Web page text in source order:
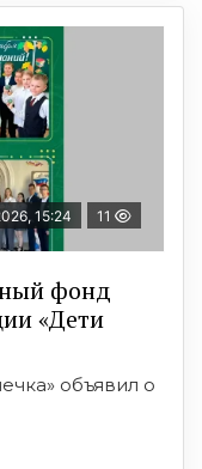
15:24 11
фонд
«Дети
объявил о